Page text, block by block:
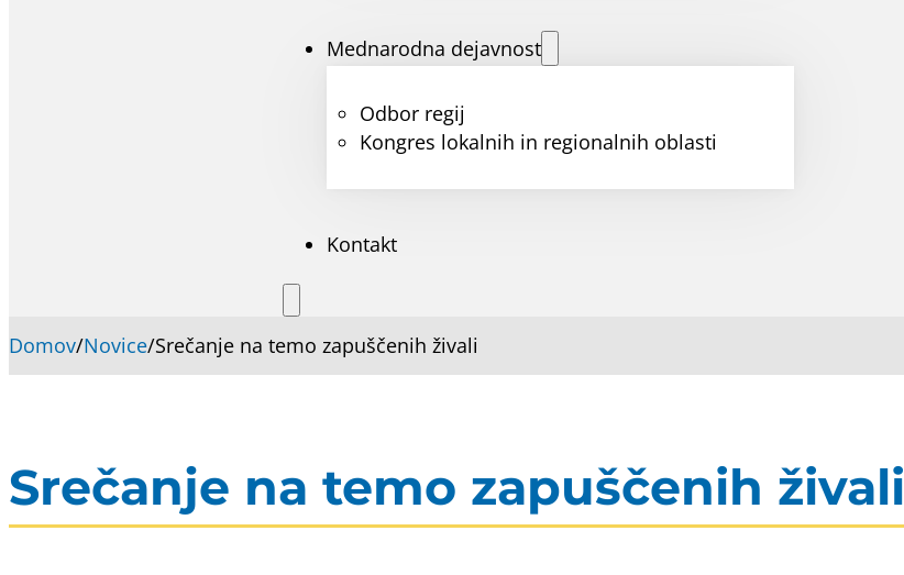
Mednarodna dejavnost
Odbor regij
Kongres lokalnih in regionalnih oblasti
Kontakt
Domov/Novice/Srečanje na temo zapuščenih živali
Srečanje na temo zapuščenih živali